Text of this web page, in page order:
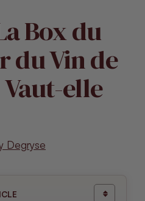
Box du
du Vin de
Vaut-elle
Degryse